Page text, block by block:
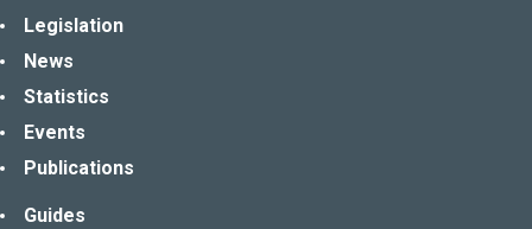
Legislation
News
Statistics
Events
Publications
Guides